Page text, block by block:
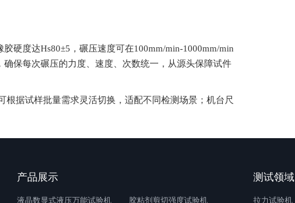
硬度达Hs80±5，碾压速度可在100mm/min-1000mm/min
保每次碾压的力度、速度、次数统一，从源头保障试件
据试样批量需求灵活切换，适配不同检测场景；机台尺
、返程流程，无需人工全程操控，可设置碾压次数（默
量25~30KG，运行稳定无晃动；核心部件品质优良，搭
产品展示
液晶数显式液压万能试验机 胶粘剂剪切强度试验机
测试领域
拉力试验机